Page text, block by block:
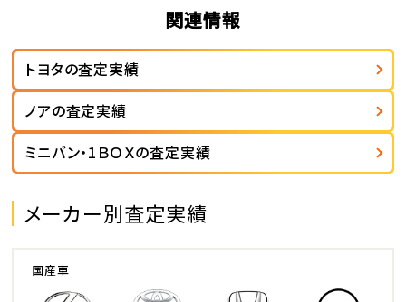
関連情報
トヨタの査定実績
ノアの査定実績
ミニバン・1ＢＯＸの査定実績
メーカー別査定実績
国産車